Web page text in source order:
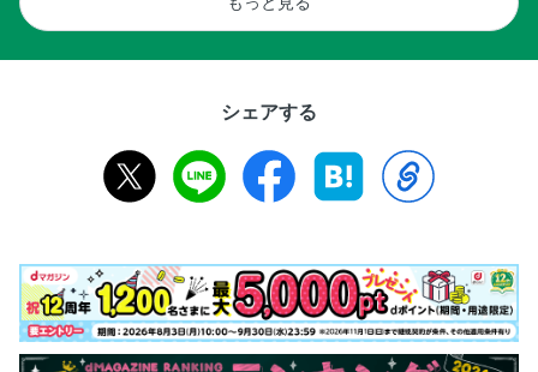
シェアする